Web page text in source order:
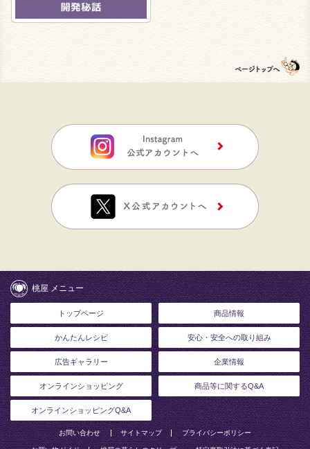
桃屋 メニュー
トップページ 商品情報
かんたんレシピ 安心・安全への取り組み
広告ギャラリー 企業情報
オンラインショッピング 商品等に関するQ&A
オンラインショッピングQ&A
お問い合わせ サイトマップ プライバシーポリシー